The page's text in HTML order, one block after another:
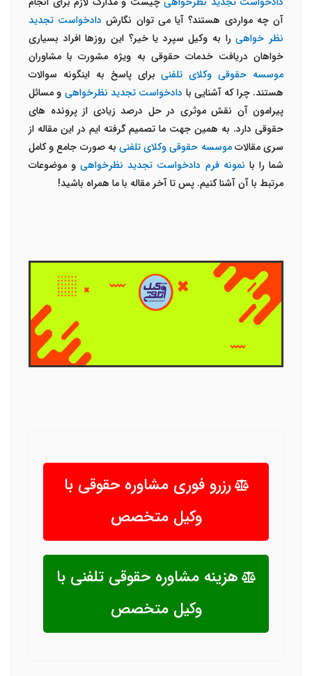
آن چه مواردی هستند؟ آیا می توان نگارش دادخواست تجدید
نظر خواهیرا به وکیل سپرد یا خیر؟ این روزها افراد بسیاری
خواهان دریافت خدمات حقوقی به ویژه مشورت با مشاوران
موسسه حقوقی وکلای تلفنیبرای پاسخ به اینگونه سوالات
هستند. چرا که آشنایی با دادخواست تجدید نظرخواهی و مسائل
پیرامون آن نقش موثری در حل درصد زیادی از پرونده های
حقوقی دارد. به همین جهت ما تصمیم گرفته ایم در این مقاله از
سری مقالاتموسسه حقوقی وکلای تلفنی به صورت جامع و کامل
شما را با نمونه فرم دادخواست تجدید نظرخواهیو موضوعات
مرتبط با آن آشنا کنیم. پس تا آخر مقاله با ما همراه باشید!
رزرو فوری مشاوره حقوقی با
وکیل متخصص
هزینه مشاوره حقوقی تلفنی با
وکیل متخصص